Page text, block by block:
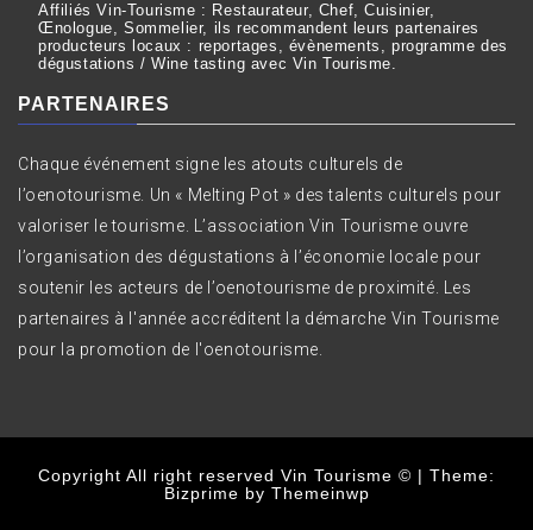
Affiliés Vin-Tourisme : Restaurateur, Chef, Cuisinier,
Œnologue, Sommelier, ils recommandent leurs partenaires
producteurs locaux : reportages, évènements, programme des
dégustations / Wine tasting avec Vin Tourisme.
PARTENAIRES
Chaque événement signe les atouts culturels de
l’oenotourisme. Un « Melting Pot » des talents culturels pour
valoriser le tourisme. L’association Vin Tourisme ouvre
l’organisation des dégustations à l’économie locale pour
soutenir les acteurs de l’oenotourisme de proximité. Les
partenaires à l'année accréditent la démarche Vin Tourisme
pour la promotion de l'oenotourisme.
Copyright All right reserved Vin Tourisme © | Theme:
Bizprime by Themeinwp